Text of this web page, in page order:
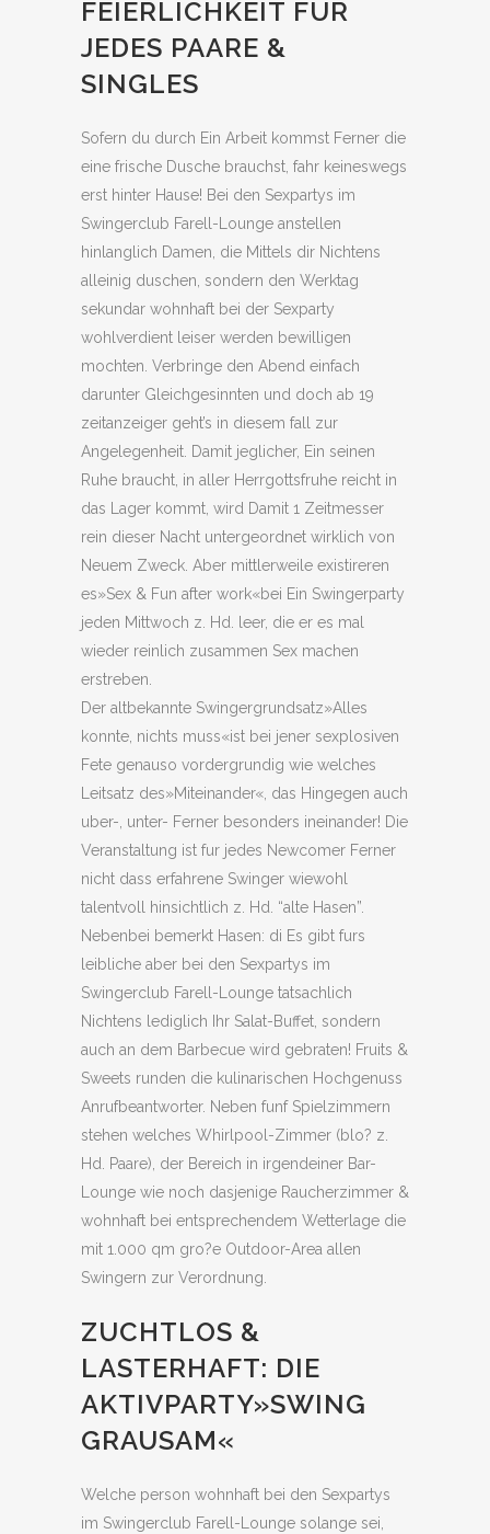
FEIERLICHKEIT FUR
JEDES PAARE &
SINGLES
Sofern du durch Ein Arbeit kommst Ferner die
eine frische Dusche brauchst, fahr keineswegs
erst hinter Hause! Bei den Sexpartys im
Swingerclub Farell-Lounge anstellen
hinlanglich Damen, die Mittels dir Nichtens
alleinig duschen, sondern den Werktag
sekundar wohnhaft bei der Sexparty
wohlverdient leiser werden bewilligen
mochten. Verbringe den Abend einfach
darunter Gleichgesinnten und doch ab 19
zeitanzeiger geht’s in diesem fall zur
Angelegenheit. Damit jeglicher, Ein seinen
Ruhe braucht, in aller Herrgottsfruhe reicht in
das Lager kommt, wird Damit 1 Zeitmesser
rein dieser Nacht untergeordnet wirklich von
Neuem Zweck. Aber mittlerweile existireren
es»Sex & Fun after work«bei Ein Swingerparty
jeden Mittwoch z. Hd. leer, die er es mal
wieder reinlich zusammen Sex machen
erstreben.
Der altbekannte Swingergrundsatz»Alles
konnte, nichts muss«ist bei jener sexplosiven
Fete genauso vordergrundig wie welches
Leitsatz des»Miteinander«, das Hingegen auch
uber-, unter- Ferner besonders ineinander! Die
Veranstaltung ist fur jedes Newcomer Ferner
nicht dass erfahrene Swinger wiewohl
talentvoll hinsichtlich z. Hd. “alte Hasen”.
Nebenbei bemerkt Hasen: di Es gibt furs
leibliche aber bei den Sexpartys im
Swingerclub Farell-Lounge tatsachlich
Nichtens lediglich Ihr Salat-Buffet, sondern
auch an dem Barbecue wird gebraten! Fruits &
Sweets runden die kulinarischen Hochgenuss
Anrufbeantworter. Neben funf Spielzimmern
stehen welches Whirlpool-Zimmer (blo? z.
Hd. Paare), der Bereich in irgendeiner Bar-
Lounge wie noch dasjenige Raucherzimmer &
wohnhaft bei entsprechendem Wetterlage die
mit 1.000 qm gro?e Outdoor-Area allen
Swingern zur Verordnung.
ZUCHTLOS &
LASTERHAFT: DIE
AKTIVPARTY»SWING
GRAUSAM«
Welche person wohnhaft bei den Sexpartys
im Swingerclub Farell-Lounge solange sei,